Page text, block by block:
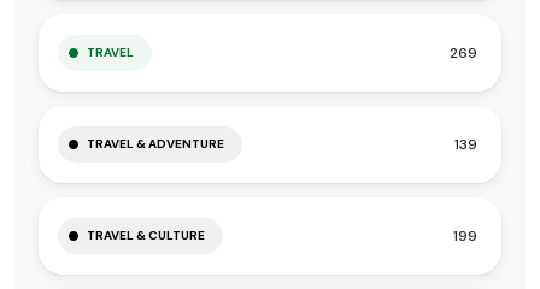
TRAVEL 269
TRAVEL & ADVENTURE 139
TRAVEL & CULTURE 199